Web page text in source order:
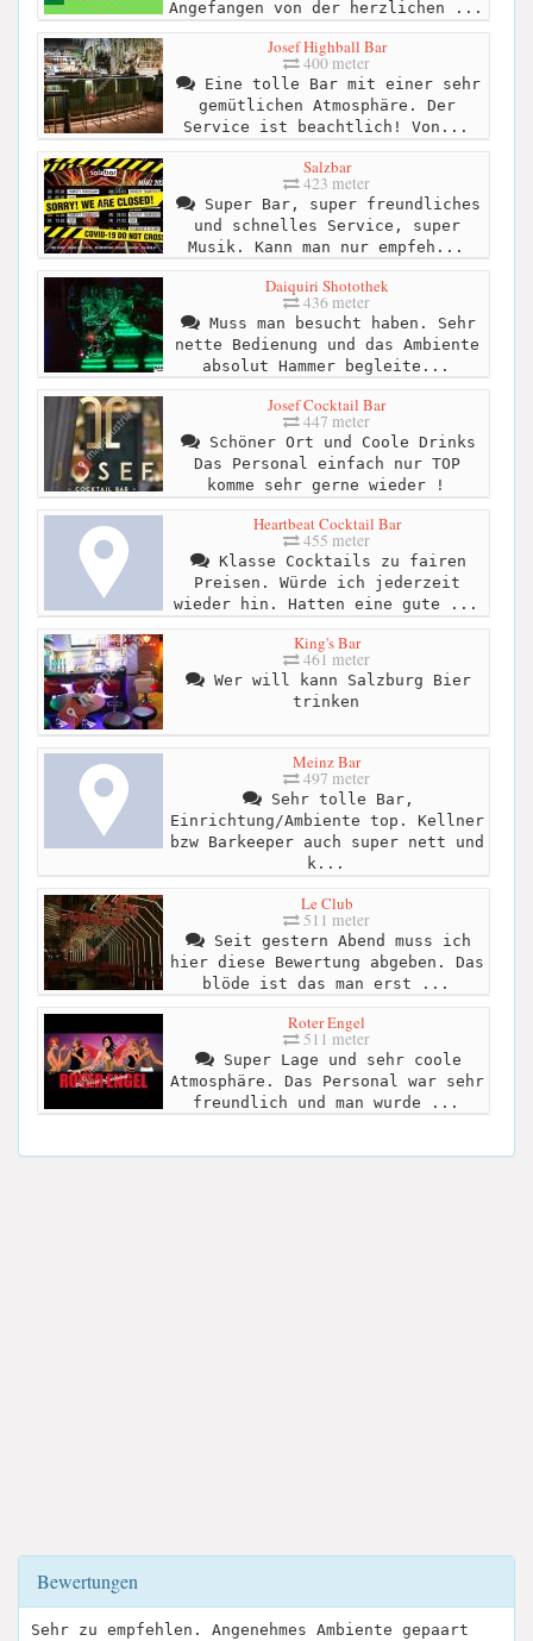
Angefangen von der herzlichen ...
Josef Highball Bar
400 meter
Eine tolle Bar mit einer sehr
gemütlichen Atmosphäre. Der
Service ist beachtlich! Von...
Salzbar
423 meter
Super Bar, super freundliches
und schnelles Service, super
Musik. Kann man nur empfeh...
Daiquiri Shotothek
436 meter
Muss man besucht haben. Sehr
nette Bedienung und das Ambiente
absolut Hammer begleite...
Josef Cocktail Bar
447 meter
Schöner Ort und Coole Drinks
Das Personal einfach nur TOP
komme sehr gerne wieder !
Heartbeat Cocktail Bar
455 meter
Klasse Cocktails zu fairen
Preisen. Würde ich jederzeit
wieder hin. Hatten eine gute ...
King's Bar
461 meter
Wer will kann Salzburg Bier
trinken
Meinz Bar
497 meter
Sehr tolle Bar,
Einrichtung/Ambiente top. Kellner
bzw Barkeeper auch super nett und
k...
Le Club
511 meter
Seit gestern Abend muss ich
hier diese Bewertung abgeben. Das
blöde ist das man erst ...
Roter Engel
511 meter
Super Lage und sehr coole
Atmosphäre. Das Personal war sehr
freundlich und man wurde ...
Bewertungen
Sehr zu empfehlen. Angenehmes Ambiente gepaart